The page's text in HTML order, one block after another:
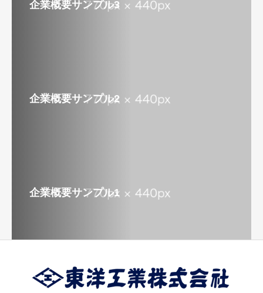
企業概要サンプル3
企業概要サンプル2
企業概要サンプル1